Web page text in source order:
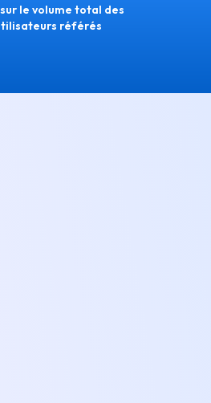
le volume total des
référés